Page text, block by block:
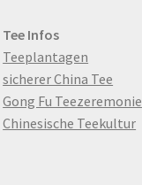
Tee Infos
Teeplantagen
sicherer China Tee
Gong Fu Teezeremonie
Chinesische Teekultur